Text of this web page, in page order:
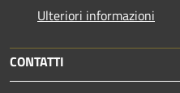
Ulteriori informazioni
CONTATTI